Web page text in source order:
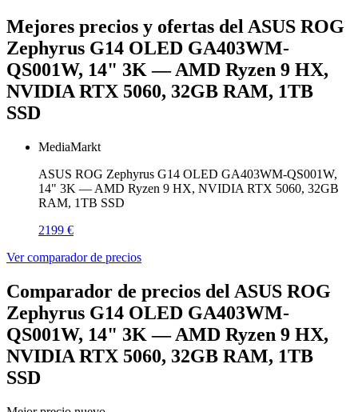
Mejores precios y ofertas del ASUS ROG
Zephyrus G14 OLED GA403WM-
QS001W, 14" 3K — AMD Ryzen 9 HX,
NVIDIA RTX 5060, 32GB RAM, 1TB
SSD
MediaMarkt
ASUS ROG Zephyrus G14 OLED GA403WM-QS001W,
14" 3K — AMD Ryzen 9 HX, NVIDIA RTX 5060, 32GB
RAM, 1TB SSD
2199 €
Ver comparador de precios
Comparador de precios del ASUS ROG
Zephyrus G14 OLED GA403WM-
QS001W, 14" 3K — AMD Ryzen 9 HX,
NVIDIA RTX 5060, 32GB RAM, 1TB
SSD